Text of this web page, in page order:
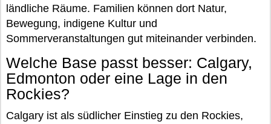
ländliche Räume. Familien können dort Natur,
Bewegung, indigene Kultur und
Sommerveranstaltungen gut miteinander verbinden.
Welche Base passt besser: Calgary,
Edmonton oder eine Lage in den
Rockies?
Calgary ist als südlicher Einstieg zu den Rockies,